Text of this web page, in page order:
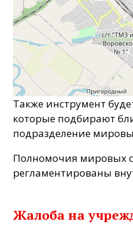
Также инструмент
которые подбирают
подразделение
Полномочия мировых
регламентированы
Жалоба на